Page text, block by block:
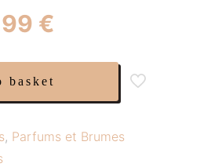
€.
€
is:
22,99 €.
basket
, Parfums et Brumes